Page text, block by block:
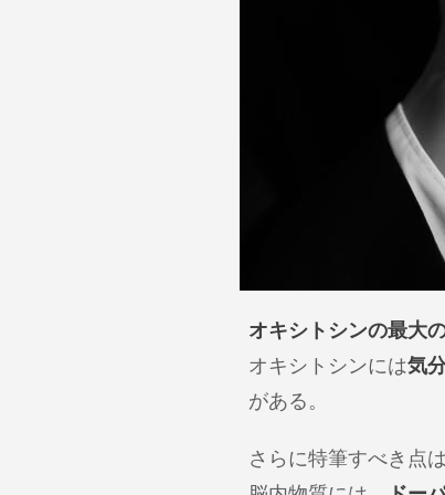
オキシトシンの最大
オキシトシンには気
がある。
さらに特筆すべき点